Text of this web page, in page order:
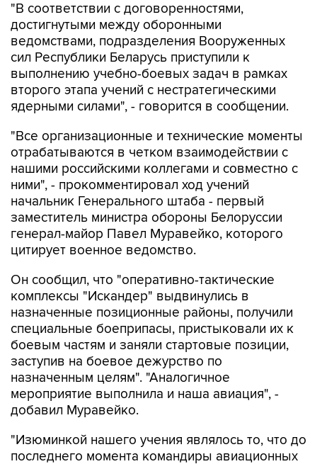
"В соответствии с договоренностями,
достигнутыми между оборонными
ведомствами, подразделения Вооруженных
сил Республики Беларусь приступили к
выполнению учебно-боевых задач в рамках
второго этапа учений с нестратегическими
ядерными силами", - говорится в сообщении.
"Все организационные и технические моменты
отрабатываются в четком взаимодействии с
нашими российскими коллегами и совместно с
ними", - прокомментировал ход учений
начальник Генерального штаба - первый
заместитель министра обороны Белоруссии
генерал-майор Павел Муравейко, которого
цитирует военное ведомство.
Он сообщил, что "оперативно-тактические
комплексы "Искандер" выдвинулись в
назначенные позиционные районы, получили
специальные боеприпасы, пристыковали их к
боевым частям и заняли стартовые позиции,
заступив на боевое дежурство по
назначенным целям". "Аналогичное
мероприятие выполнила и наша авиация", -
добавил Муравейко.
"Изюминкой нашего учения являлось то, что до
последнего момента командиры авиационных